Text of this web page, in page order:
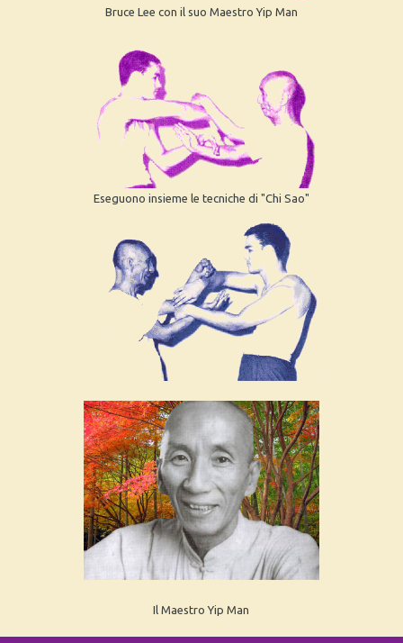
Bruce Lee con il suo Maestro Yip Man
Eseguono insieme le tecniche di "Chi Sao"
Il Maestro Yip Man